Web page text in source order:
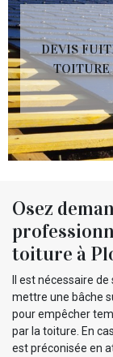
DEVIS
TOITURE
Osez
toiture à
Il est nécessaire
mettre une bâche
pour empêcher
par la toiture. En
est préconisée en